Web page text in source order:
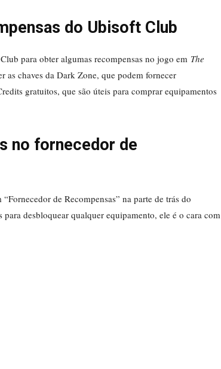
do Ubisoft Club
para obter algumas recompensas no jogo em The
as chaves da Dark Zone, que podem fornecer
gratuitos, que são úteis para comprar equipamentos
no fornecedor de
de Recompensas” na parte de trás do
desbloquear qualquer equipamento, ele é o cara com